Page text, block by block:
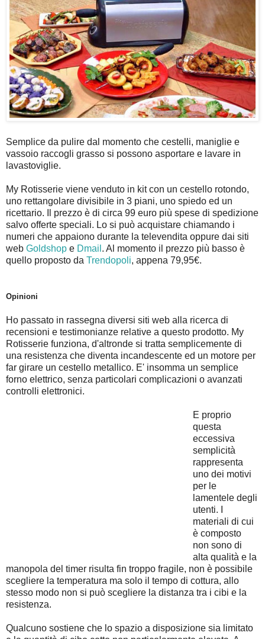
Semplice da pulire dal momento che cestelli, maniglie e
vassoio raccogli grasso si possono asportare e lavare in
lavastoviglie.
My Rotisserie viene venduto in kit con un cestello rotondo,
uno rettangolare divisibile in 3 piani, uno spiedo ed un
ricettario. Il prezzo è di circa 99 euro più spese di spedizione
salvo offerte speciali. Lo si può acquistare chiamando i
numeri che appaiono durante la televendita oppure dai siti
web Goldshop e Dmail . Al momento il prezzo più basso è
quello proposto da Trendopoli, appena 79,95€.
Opinioni
Ho passato in rassegna diversi siti web alla ricerca di
recensioni e testimonianze relative a questo prodotto. My
Rotisserie funziona, d'altronde si tratta semplicemente di
una resistenza che diventa incandescente ed un motore per
far girare un cestello metallico. E' insomma un semplice
forno elettrico, senza particolari complicazioni o avanzati
controlli elettronici.
E proprio
questa
eccessiva
semplicità
rappresenta
uno dei motivi
per le
lamentele degli
utenti. I
materiali di cui
è composto
non sono di
alta qualità e la
manopola del timer risulta fin troppo fragile, non è possibile
scegliere la temperatura ma solo il tempo di cottura, allo
stesso modo non si può scegliere la distanza tra i cibi e la
resistenza.
Qualcuno sostiene che lo spazio a disposizione sia limitato